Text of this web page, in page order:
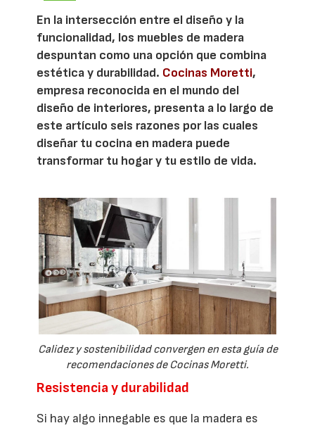
En la intersección entre el diseño y la
funcionalidad, los muebles de madera
despuntan como una opción que combina
estética y durabilidad. Cocinas Moretti,
empresa reconocida en el mundo del
diseño de interiores, presenta a lo largo de
este artículo seis razones por las cuales
diseñar tu cocina en madera puede
transformar tu hogar y tu estilo de vida.
Calidez y sostenibilidad convergen en esta guía de
recomendaciones de Cocinas Moretti.
Resistencia y durabilidad
Si hay algo innegable es que la madera es